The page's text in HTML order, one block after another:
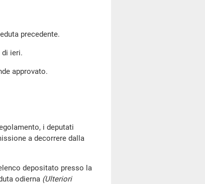
precedente.
di ieri.
approvato.
i deputati
a decorrere dalla
depositato presso la
odierna (Ulteriori